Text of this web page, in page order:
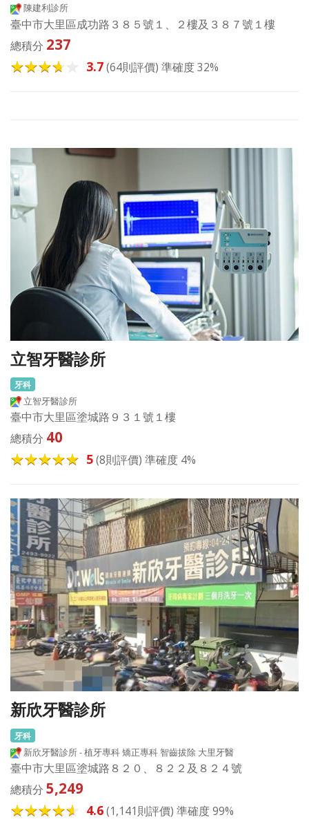
陳建利診所
臺中市大里區成功路３８５號１、２樓及３８７號１樓
總積分 237
3.7(64則評價) 準確度 32%
立智牙醫診所
牙科
立智牙醫診所
臺中市大里區塗城路９３１號１樓
總積分 40
5(8則評價) 準確度 4%
新欣牙醫診所
牙科
新欣牙醫診所 - 植牙專科 矯正專科 智齒拔除 大里牙醫
臺中市大里區塗城路８２０、８２２及８２４號
總積分 5,249
4.6(1,141則評價) 準確度 99%